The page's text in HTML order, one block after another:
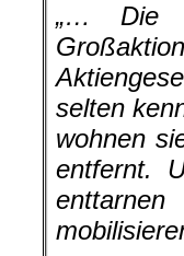
„… Die
selten
wohnen
entfernt.